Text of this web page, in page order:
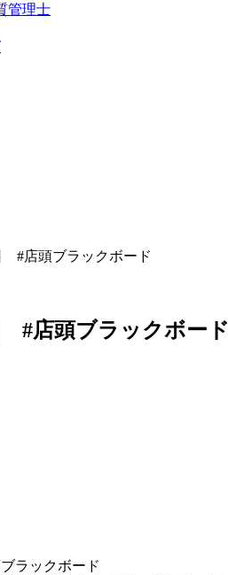
管理士
#店頭ブラックボード
#店頭ブラックボード
ラックボード